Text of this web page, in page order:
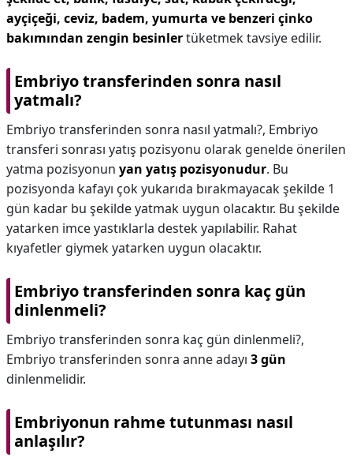
ayçiçeği, ceviz, badem, yumurta ve benzeri çinko
bakımından zengin besinlertüketmek tavsiye edilir.
Embriyo transferinden sonra nasıl
yatmalı?
Embriyo transferinden sonra nasıl yatmalı?, Embriyo
transferi sonrası yatış pozisyonu olarak genelde önerilen
yatma pozisyonun yan yatış pozisyonudur. Bu
pozisyonda kafayı çok yukarıda bırakmayacak şekilde 1
gün kadar bu şekilde yatmak uygun olacaktır. Bu şekilde
yatarken imce yastıklarla destek yapılabilir. Rahat
kıyafetler giymek yatarken uygun olacaktır.
Embriyo transferinden sonra kaç gün
dinlenmeli?
Embriyo transferinden sonra kaç gün dinlenmeli?,
Embriyo transferinden sonra anne adayı 3 gün
dinlenmelidir.
Embriyonun rahme tutunması nasıl
anlaşılır?